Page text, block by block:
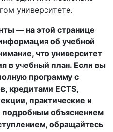
университете.
— на этой странице
об учебной
что университет
в учебный план. Если вы
программу с
кредитами ECTS,
практические и
подробным объяснением
обращайтесь